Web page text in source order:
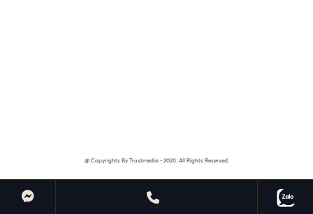
@ Copyrights By Trustmedia - 2020. All Rights Reserved.